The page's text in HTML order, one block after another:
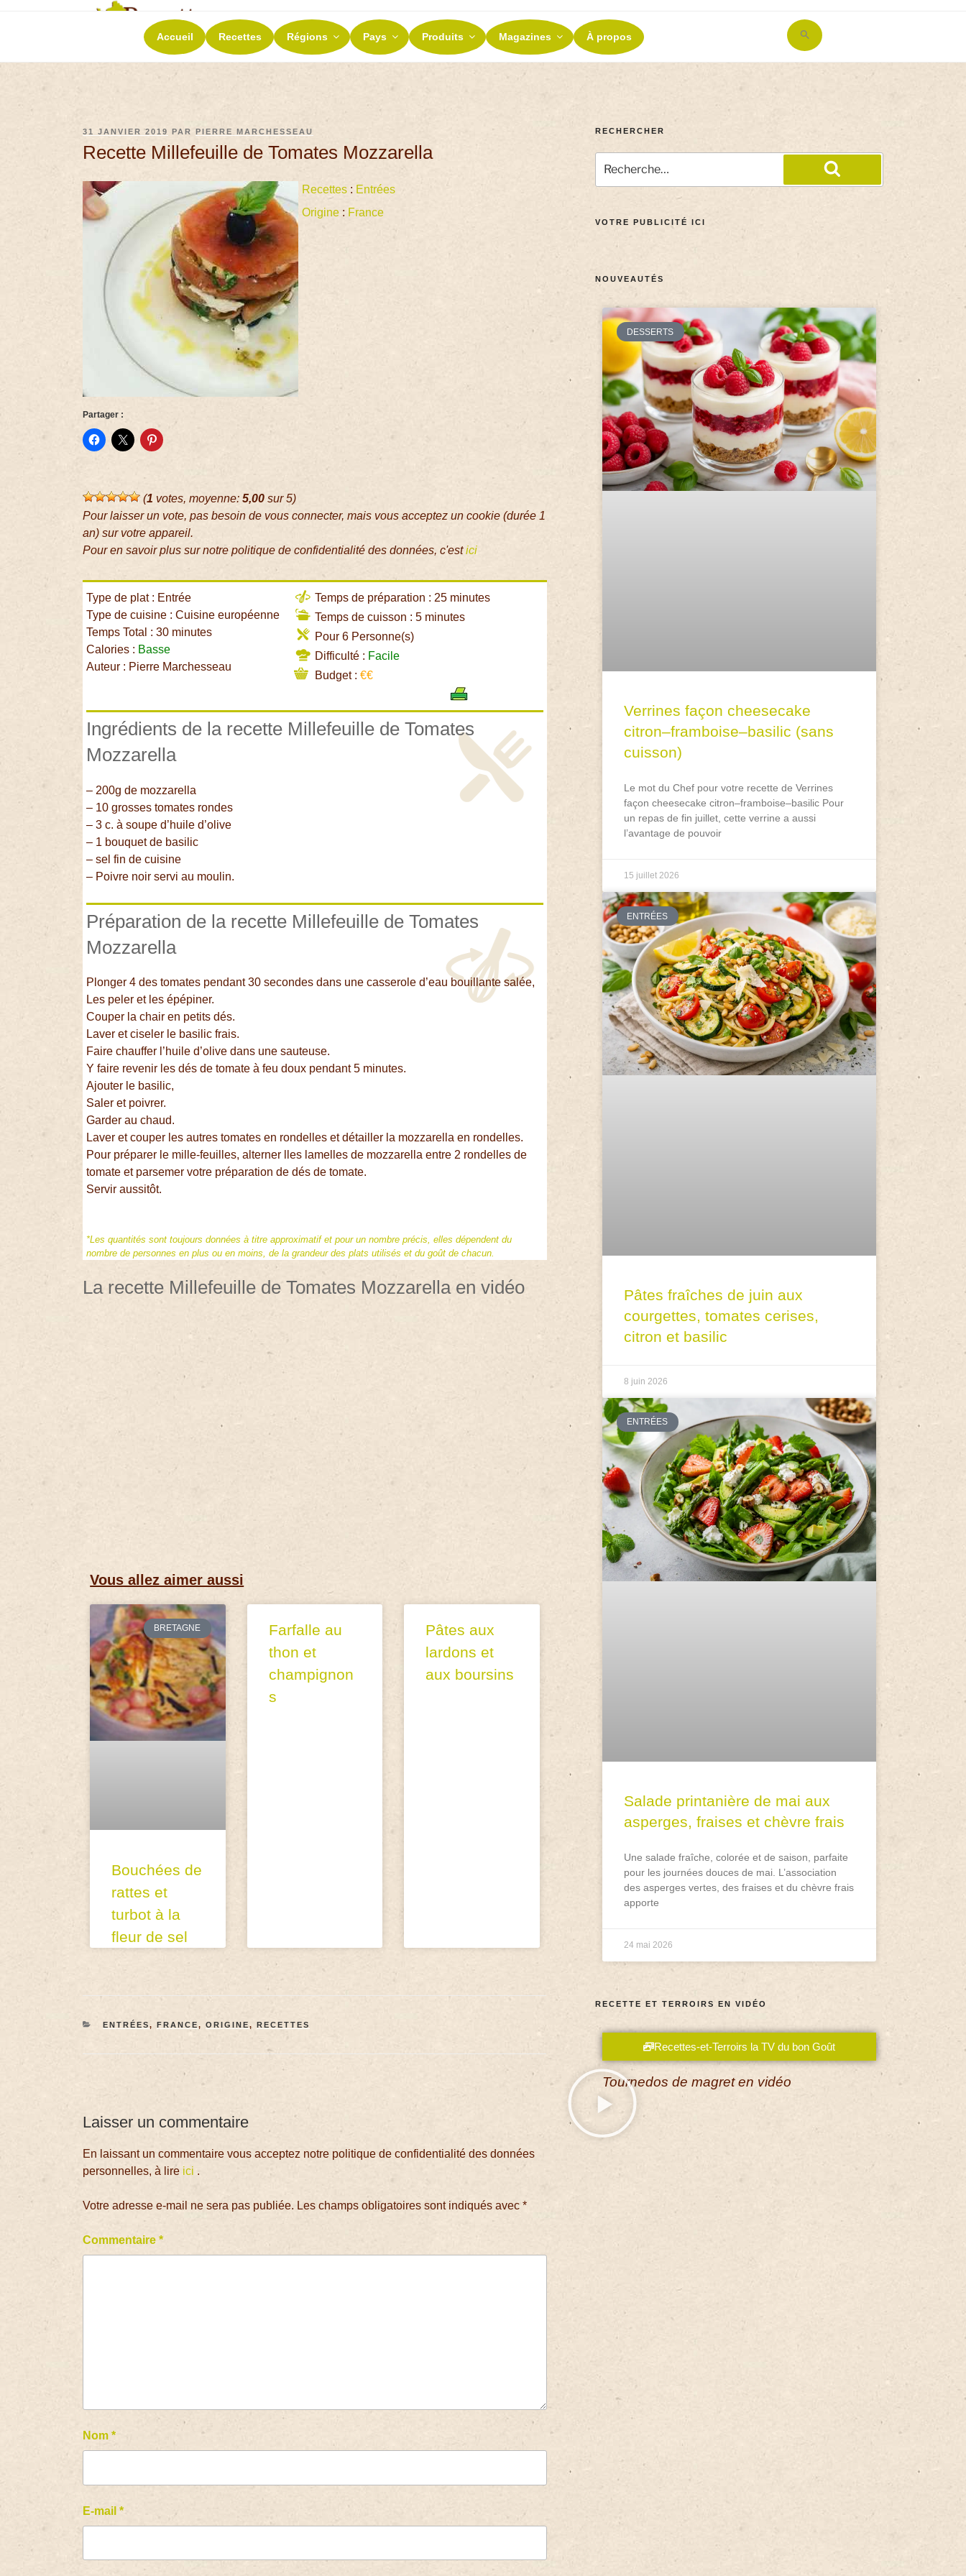
RECETTES ET TERROIRS
La richesse de nos terroirs
Accueil Recettes Régions Pays Produits Magazines À propos
Search
for:
31 JANVIER 2019 PARPIERRE MARCHESSEAU
Recette Millefeuille de Tomates Mozzarella
Recettes : Entrées
Origine : France
Partager :
(1 votes, moyenne:5,00 sur 5)
Pour laisser un vote, pas besoin de vous connecter, mais vous acceptez un cookie (durée 1
an) sur votre appareil.
Pour en savoir plus sur notre politique de confidentialité des données, c'estici
Type de plat : Entrée
Type de cuisine : Cuisine européenne
Temps Total : 30 minutes
Calories : Basse
Auteur : Pierre Marchesseau
Temps de préparation : 25 minutes
Temps de cuisson : 5 minutes
Pour 6 Personne(s)
Difficulté : Facile
Budget :€€
Ingrédients de la recette Millefeuille de Tomates
Mozzarella
– 200g de mozzarella
– 10 grosses tomates rondes
– 3 c. à soupe d’huile d’olive
– 1 bouquet de basilic
– sel fin de cuisine
– Poivre noir servi au moulin.
Préparation de la recette Millefeuille de Tomates
Mozzarella
Plonger 4 des tomates pendant 30 secondes dans une casserole d’eau bouillante salée,
Les peler et les épépiner.
Couper la chair en petits dés.
Laver et ciseler le basilic frais.
Faire chauffer l’huile d’olive dans une sauteuse.
Y faire revenir les dés de tomate à feu doux pendant 5 minutes.
Ajouter le basilic,
Saler et poivrer.
Garder au chaud.
Laver et couper les autres tomates en rondelles et détailler la mozzarella en rondelles.
Pour préparer le mille-feuilles, alterner lles lamelles de mozzarella entre 2 rondelles de
tomate et parsemer votre préparation de dés de tomate.
Servir aussitôt.
*Les quantités sont toujours données à titre approximatif et pour un nombre précis, elles dépendent du
nombre de personnes en plus ou en moins, de la grandeur des plats utilisés et du goût de chacun.
La recette Millefeuille de Tomates Mozzarella en vidéo
Vous allez aimer aussi
BRETAGNE
Bouchées de
rattes et
turbot à la
fleur de sel
Farfalle au
thon et
champignon
s
Pâtes aux
lardons et
aux boursins
ENTRÉES, FRANCE, ORIGINE, RECETTES
Laisser un commentaire
En laissant un commentaire vous acceptez notre politique de confidentialité des données
personnelles, à lire ici .
Votre adresse e-mail ne sera pas publiée. Les champs obligatoires sont indiqués avec*
Commentaire*
Nom*
E-mail*
RECHERCHER
VOTRE PUBLICITÉ ICI
NOUVEAUTÉS
DESSERTS
Verrines façon cheesecake
citron–framboise–basilic (sans
cuisson)
Le mot du Chef pour votre recette de Verrines
façon cheesecake citron–framboise–basilic Pour
un repas de fin juillet, cette verrine a aussi
l’avantage de pouvoir
15 juillet 2026
ENTRÉES
Pâtes fraîches de juin aux
courgettes, tomates cerises,
citron et basilic
8 juin 2026
ENTRÉES
Salade printanière de mai aux
asperges, fraises et chèvre frais
Une salade fraîche, colorée et de saison, parfaite
pour les journées douces de mai. L’association
des asperges vertes, des fraises et du chèvre frais
apporte
24 mai 2026
RECETTE ET TERROIRS EN VIDÉO
Recettes-et-Terroirs la TV du bon Goût
Tournedos de magret en vidéo